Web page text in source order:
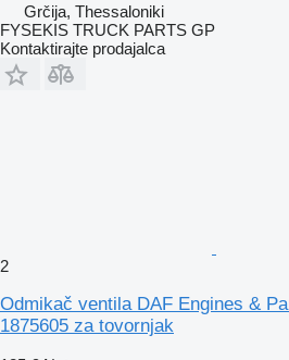
Grčija, Thessaloniki
FYSEKIS TRUCK PARTS GP
Kontaktirajte prodajalca
2
Odmikač ventila DAF Engines &
1875605 za tovornjak